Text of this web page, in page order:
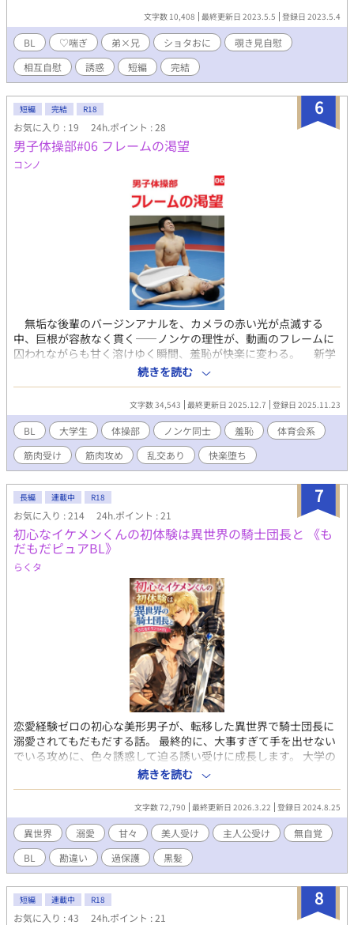
いるところがあるため、歴史物というよりかはフィクション、フ
ァンタジーとしてお楽しみいただければ幸いです。 【2026年3月
より始まった新制度『未管理著作物裁定制度』における意思表示
（念のため）】 非営利・営利を問わず、当作をふくむ当方全作品
においてイラスト・作中内文章はもちろん、表紙絵やあらすじ等
ふくむ作品の一切の無断利用を禁じます（AI学習等含む）。
『オカズ』に日夜オナニーをされていることに強い快感と激しい
喜びを覚え、だんだんと弟に見せつけるみたいな大胆誘惑オナニ
ーを積極的にするようになっちゃったどスケベなお兄ちゃんの兄
弟話♡ お兄ちゃんはすべてに気づきいやらしくも笑みをこぼして
いますが、弟くんはお兄ちゃんにバレバレなのにはまったく気づ
いておりません笑♪ 見せっこオナニーをしているだけで実際の本
番行為はなく、且つ実の兄弟で小学生×大学生のショタおにモノ
となっておりますので、読む際はどうぞご注意を！ あと作中でち
ゃんと出ていませんが、一応二人のお名前はこんな感じでござい
ます↓ 沢野知弦（さわのちづる）：現在大学１年生の十九歳 沢野
知榎（さわのちか） ：現在小学６年生の十一歳 ※ R-18エロ
もので、♡（ハート）喘ぎ満載です。 ※ 素敵な表紙は、pixiv小
説用フリー素材にて、『やまなし』様からお借りしました。あり
文字数 10,408 最終更新日 2023.5.5 登録日 2023.5.4
BL ♡喘ぎ 弟×兄 ショタおに
覗き見自慰
相互自慰
誘惑 短編 完結
6
短編 完結 R18
お気に入り : 19 24h.ポイント : 28
男子体操部#06 フレームの渇望
コンノ
無垢な後輩のバージンアナルを、カメラの赤い光が点滅する
中、巨根が容赦なく貫く――ノンケの理性が、動画のフレームに
囚われながらも甘く溶けゆく瞬間、羞恥が快楽に変わる。 新学
期の器械体操部ロッカールーム。汗と金属の匂いが染みつく空間
で、長身の片岡浩平が、過激なエロ下着の撮影バイトの成果を無
邪気に晒す。シースルー布地越しに露茎の輪郭が浮かぶ股間、モ
ザイクすら惜しまぬ大胆なポーズに、後輩たちの視線が熱く絡
む。だが、それは序曲に過ぎない。大学院進学資金の獲得を狙う
片岡に、アダルト動画のオファーが舞い込む。ノンケ同士のガチ
絡み、タチ役の先輩が未経験の後輩を開発するシナリオ――金欠
の恥ずかしがり屋、藤政竣也を誘うと、部内の空気が一気に妖し
く変わる。「男相手じゃ勃たない…」と抵抗する藤政の短パン股
間が、しかし好奇心の疼きにわずかに膨らむ。高瀬恒征の企み
で、真邊佑司と坂口太河が即席のデモンストレーションを強いら
れる。日焼けした坂口の尻肉を割り開き、佑司の仮性包茎がぬめ
りを塗り広げて沈む感触――坂口の甘い喘ぎが部屋に響き、藤政
の理性が揺らぐ。高瀬の指が布地越しに触れ、膨らみを優しく揉
みしだく。部内の体育会系ノリが、背徳の熱気を加速させる。こ
のデモが、藤政の心に渇望の種を植え付ける。 数日後、雑居ビ
ル内の撮影スタジオ。照明の白熱が肌を焦がす中、レスリング部
員との設定で撮影が始まる。インタビューでぎこちなく笑う二
人、キスで舌が絡みつくぬめり、乳首を甘噛みするざらつき――
前戯の波が藤政の抵抗を少しずつ溶かす。片岡の18cm巨根が、バ
ージンアナルの入口をゆっくり押し広げていく。正常位で前立腺
を抉る感触が痛みを快楽に変える瞬間を、カメラがクローズアッ
プで捉える。バックで尻肉を波打たせ、騎乗位で自ら腰を沈める
藤政の表情が、恍惚を湛える。繰り返される寸止めに耐えかねた
懇願の声が、スタジオの空気を震わせる。ついに、片岡の巨根が
藤政のアナルを根元まで貫き、白濁の予感を孕んだ脈動が内壁を
満たす――この瞬間、動画のフレームが二人の運命を永遠に封じ
込める。 撮影の余韻が冷めやらぬ中、スタジオからの帰路で二
人の視線が絡み合い、薄暗い駐車場で新たな衝動が爆発する。部
室への帰還がさらなる連鎖を呼び起こし、シャワールームの湯気
の中で部員たちの肉体が溶け合う気配が、渇望をさらに膨張させ
る。フレームの外側で、欲の渦は静かに広がっていく。 （過激な
描写を含むため、18歳以上の読者に限定） 【「男子体操部シリー
ズ」の第6作です。これまでの５作を先に読んでいただけると、な
続きを読む
文字数 34,543 最終更新日 2025.12.7 登録日 2025.11.23
BL 大学生 体操部 ノンケ同士 羞恥
体育会系
筋肉受け
筋肉攻め 乱交あり 快楽堕ち
7
長編 連載中 R18
お気に入り : 214 24h.ポイント : 21
初心なイケメンくんの初体験は異世界の騎士団長と 《も
だもだピュアBL》
らくタ
恋愛経験ゼロの初心な美形男子が、転移した異世界で騎士団長に
溺愛されてもだもだする話。 最終的に、大事すぎて手を出せない
でいる攻めに、色々誘惑して迫る誘い受けに成長します。 大学の
恋愛事情に絶望した遥は、女神様に暗髪至上主義の異世界に転移
させられる。 森で一人ぼっちのところをアルシュタイン国の騎士
団長リベルトに助けられた。 それから生きていくために魔法を習
ってみたら、人間離れした才能があることが分かって騒がれた
り、男同士の恋愛が普通だと知ってリベルトを意識してしまった
り、黒髪が原因で事件に巻き込まれてから、過保護が加速したリ
ベルトが中々手を出してくれなくて、やきもきした遥は無自覚に
大胆なことをして振り回していく。 ピュアなもだもだと、しっか
りR18シーンがあります。(R18の話には※をマークします) ⚠︎︎攻め
以外とのR18シーンあります。
続きを読む
文字数 72,790 最終更新日 2026.3.22 登録日 2024.8.25
異世界 溺愛 甘々 美人受け 主人公受け
無自覚
BL
勘違い 過保護 黒髪
8
短編 連載中 R18
お気に入り : 43 24h.ポイント : 21